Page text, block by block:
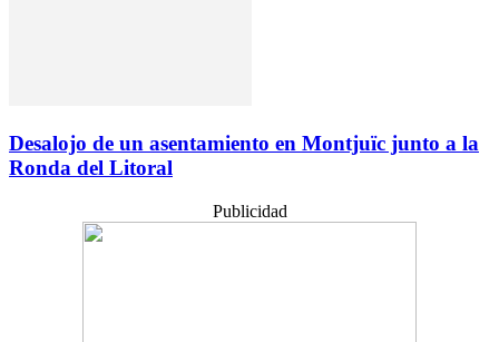
Desalojo de un asentamiento en Montjuïc junto a la
Ronda del Litoral
Publicidad